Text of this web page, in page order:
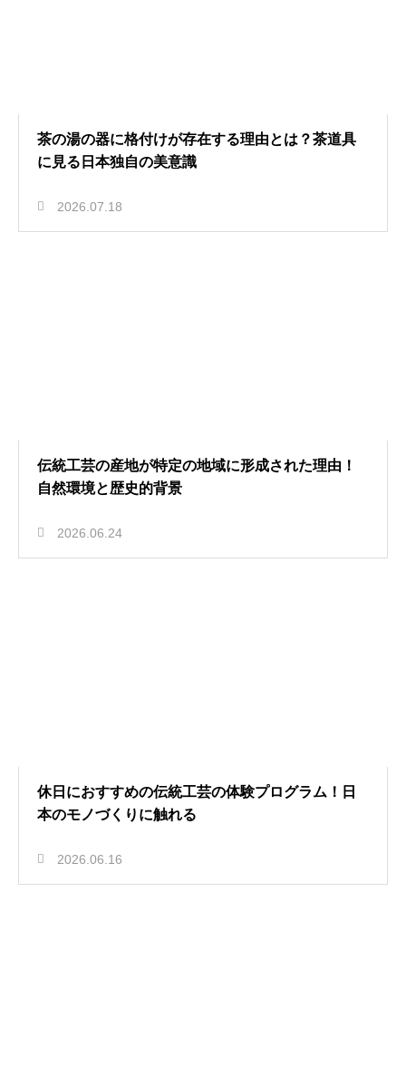
茶の湯の器に格付けが存在する理由とは？茶道具
に見る日本独自の美意識
2026.07.18
伝統工芸の産地が特定の地域に形成された理由！
自然環境と歴史的背景
2026.06.24
休日におすすめの伝統工芸の体験プログラム！日
本のモノづくりに触れる
2026.06.16